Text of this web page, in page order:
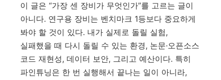
이 글은 “가장 센 장비가 무엇인가”를 고르는 글이
아니다. 연구용 장비는 벤치마크 1등보다 중요하게
봐야 할 것이 있다. 내가 실제로 돌릴 실험,
실패했을 때 다시 돌릴 수 있는 환경, 논문·오픈소스
코드 재현성, 데이터 보안, 그리고 예산이다. 특히
파인튜닝은 한 번 실행해서 끝나는 일이 아니라,